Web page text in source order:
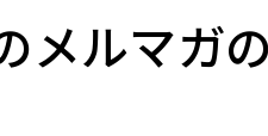
メルマガ